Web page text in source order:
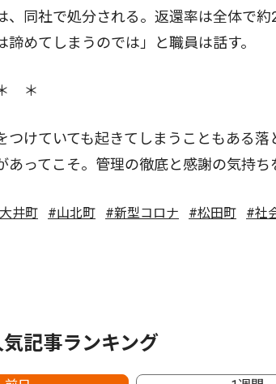
、同社で処分される。返還率は全体で
諦めてしまうのでは」と職員は話す。
＊
けていても起きてしまうこともある落
あってこそ。管理の徹底と感謝の気持ち
井町 #山北町 #新型コロナ #松田町 #社
記事ランキング